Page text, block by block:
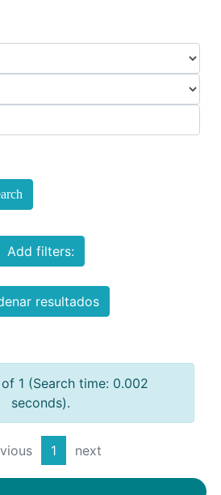
Add filters:
resultados
of 1 (Search time: 0.002
seconds).
1 next